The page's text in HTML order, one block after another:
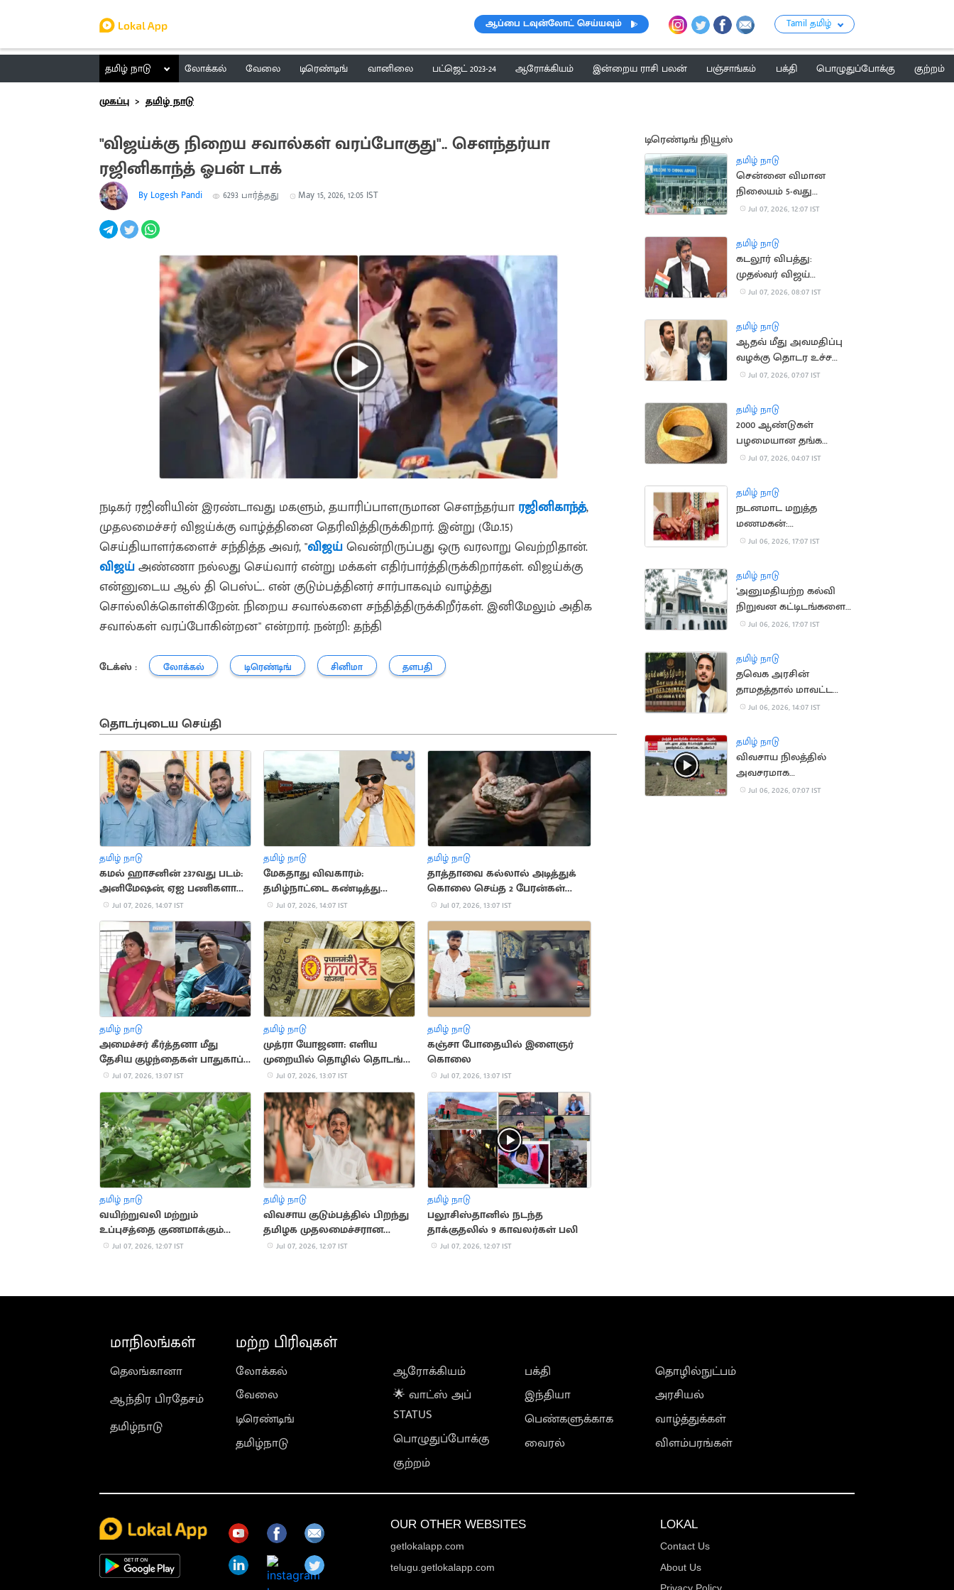
ஆப்பை டவுன்லோட் செய்யவும் Tamil தமிழ்
தமிழ் நாடு லோக்கல் வேலை டிரெண்டிங் வானிலை பட்ஜெட் 2023-24 ஆரோக்கியம் இன்றைய ராசி பலன் பஞ்சாங்கம் பக்தி பொழுதுப்போக்கு
குற்றம்
முகப்பு
தமிழ் நாடு
"விஜய்க்கு நிறைய சவால்கள் வரப்போகுது".. சௌந்தர்யா
ரஜினிகாந்த் ஓபன் டாக்
By Logesh Pandi 6293 பார்த்தது May 15, 2026, 12:05 IST
நடிகர் ரஜினியின் இரண்டாவது மகளும், தயாரிப்பாளருமான சௌந்தர்யாரஜினிகாந்த்,
முதலமைச்சர் விஜய்க்கு வாழ்த்தினை தெரிவித்திருக்கிறார். இன்று (மே.15)
செய்தியாளர்களைச் சந்தித்த அவர், "விஜய்வென்றிருப்பது ஒரு வரலாறு வெற்றிதான்.
விஜய்அண்ணா நல்லது செய்வார் என்று மக்கள் எதிர்பார்த்திருக்கிறார்கள். விஜய்க்கு
என்னுடைய ஆல் தி பெஸ்ட். என் குடும்பத்தினர் சார்பாகவும் வாழ்த்து
சொல்லிக்கொள்கிறேன். நிறைய சவால்களை சந்தித்திருக்கிறீர்கள். இனிமேலும் அதிக
சவால்கள் வரப்போகின்றன" என்றார். நன்றி: தந்தி
டேக்ஸ் : லோக்கல் டிரெண்டிங் சினிமா தளபதி
தொடர்புடைய செய்தி
தமிழ் நாடு
கமல் ஹாசனின் 237வது படம்:
அனிமேஷன், ஏஐ பணிகளால்
படப்பிடிப்பு தாமதம்
Jul 07, 2026, 14:07 IST
தமிழ் நாடு
மேகதாது விவகாரம்:
தமிழ்நாட்டை கண்டித்து
வாட்டாள் நாகராஜ் போராட்டம்
Jul 07, 2026, 14:07 IST
தமிழ் நாடு
தாத்தாவை கல்லால் அடித்துக்
கொலை செய்த 2 பேரன்கள்
கைது
Jul 07, 2026, 13:07 IST
தமிழ் நாடு
அமைச்சர் கீர்த்தனா மீது
தேசிய குழந்தைகள் பாதுகாப்பு
ஆணையத்தில் புகார்
Jul 07, 2026, 13:07 IST
தமிழ் நாடு
முத்ரா யோஜனா: எளிய
முறையில் தொழில் தொடங்க
நிதியுதவி
Jul 07, 2026, 13:07 IST
தமிழ் நாடு
கஞ்சா போதையில் இளைஞர்
கொலை
Jul 07, 2026, 13:07 IST
தமிழ் நாடு
வயிற்றுவலி மற்றும்
உப்புசத்தை குணமாக்கும்
சுண்டைக்காய்
Jul 07, 2026, 12:07 IST
தமிழ் நாடு
விவசாய குடும்பத்தில் பிறந்து
தமிழக முதலமைச்சரான
எடப்பாடியின் அரசியல்
Jul 07, 2026, 12:07 IST
தமிழ் நாடு
பலூசிஸ்தானில் நடந்த
தாக்குதலில் 9 காவலர்கள் பலி
Jul 07, 2026, 12:07 IST
டிரெண்டிங் நியூஸ்
தமிழ் நாடு
சென்னை விமான
நிலையம் 5-வது
இடத்தையும் இழக்கும்
Jul 07, 2026, 12:07 IST
தமிழ் நாடு
கடலூர் விபத்து:
முதல்வர் விஜய்
ஆறுதல், நிதியுதவி
Jul 07, 2026, 08:07 IST
தமிழ் நாடு
ஆதவ் மீது அவமதிப்பு
வழக்கு தொடர உச்ச
நீதிமன்றம் அனுமதி
Jul 07, 2026, 07:07 IST
தமிழ் நாடு
2000 ஆண்டுகள்
பழமையான தங்க
மோதிரங்கள்
வணிக உறவுக்கு சாட்சி
Jul 07, 2026, 04:07 IST
தமிழ் நாடு
நடனமாட மறுத்த
மணமகன்:
திருமணத்தை நிறுத்திய
Jul 06, 2026, 17:07 IST
தமிழ் நாடு
'அனுமதியற்ற கல்வி
நிறுவன கட்டிடங்களை
வரன்முறைப்படுத்த
Jul 06, 2026, 17:07 IST
தமிழ் நாடு
தவெக அரசின்
தாமதத்தால் மாவட்ட
ஆட்சியருக்கு ரூ.80,000
Jul 06, 2026, 14:07 IST
தமிழ் நாடு
விவசாய நிலத்தில்
அவசரமாக
தரையிறங்கிய
Jul 06, 2026, 07:07 IST
மாநிலங்கள்
தெலங்கானா
ஆந்திர பிரதேசம்
தமிழ்நாடு
மற்ற பிரிவுகள்
லோக்கல்
வேலை
டிரெண்டிங்
தமிழ்நாடு
ஆரோக்கியம்
🌟 வாட்ஸ் அப்
STATUS
பொழுதுப்போக்கு
குற்றம்
பக்தி
இந்தியா
பெண்களுக்காக
வைரல்
தொழில்நுட்பம்
அரசியல்
வாழ்த்துக்கள்
விளம்பரங்கள்
OUR OTHER WEBSITES
getlokalapp.com
telugu.getlokalapp.com
LOKAL
Contact Us
About Us